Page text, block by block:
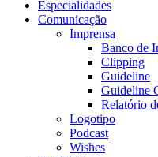
Especialidades
Comunicação
Imprensa
Banco de
Clipping
Guideline
Guideline
Relatório
Logotipo
Podcast
Wishes